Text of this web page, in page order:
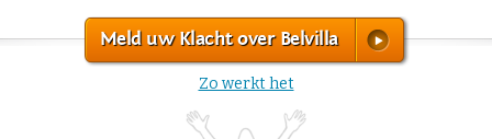
Meld uw Klacht over Belvilla
Zo werkt het